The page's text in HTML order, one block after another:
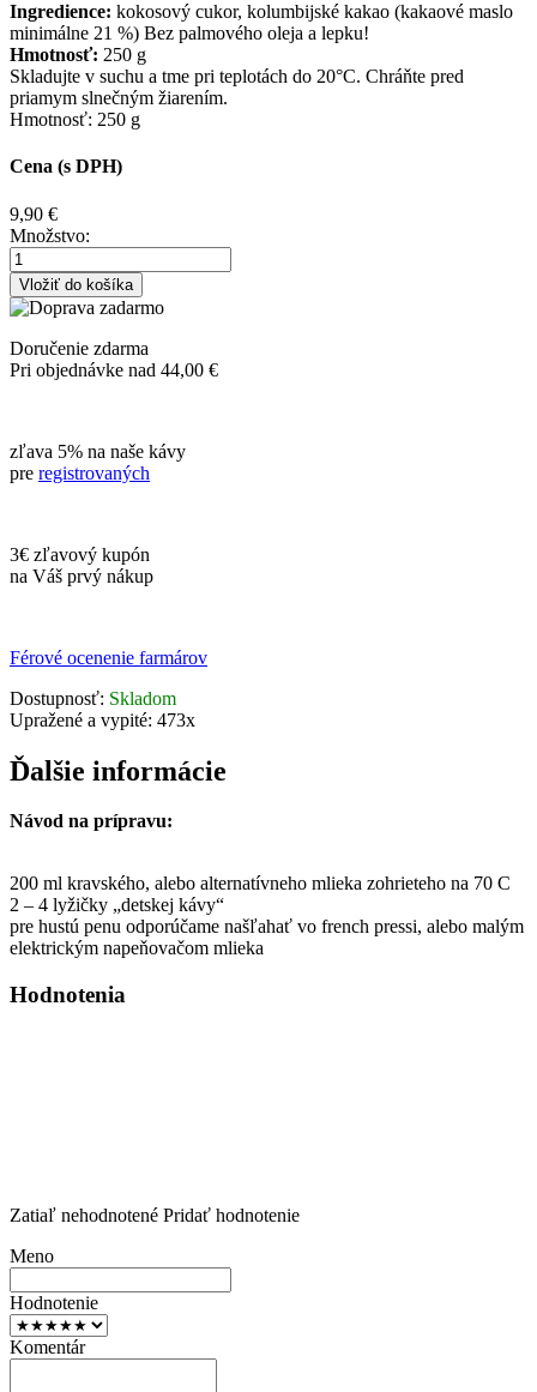
Ingredience: kokosový cukor, kolumbijské kakao (kakaové maslo
minimálne 21 %) Bez palmového oleja a lepku!
Hmotnosť: 250 g
Skladujte v suchu a tme pri teplotách do 20°C. Chráňte pred
priamym slnečným žiarením.
Hmotnosť: 250 g
Cena (s DPH)
9,90 €
Množstvo:
Doručenie zdarma
Pri objednávke nad 44,00 €
zľava 5% na naše kávy
pre registrovaných
3€ zľavový kupón
na Váš prvý nákup
Férové ocenenie farmárov
Dostupnosť: Skladom
Upražené a vypité: 473x
Ďalšie informácie
Návod na prípravu:
200 ml kravského, alebo alternatívneho mlieka zohrieteho na 70 C
2 – 4 lyžičky „detskej kávy“
pre hustú penu odporúčame našľahať vo french pressi, alebo malým
elektrickým napeňovačom mlieka
Hodnotenia
Zatiaľ nehodnotené Pridať hodnotenie
Meno
Hodnotenie
Komentár